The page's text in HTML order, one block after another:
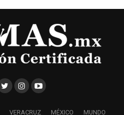
VERACRUZ MÉXICO MUNDO